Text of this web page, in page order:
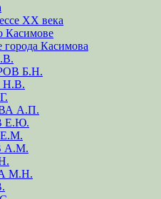
XX века
Касимове
Касимова
Б.Н.
А.П.
Е.Ю.
А.М.
М.Н.